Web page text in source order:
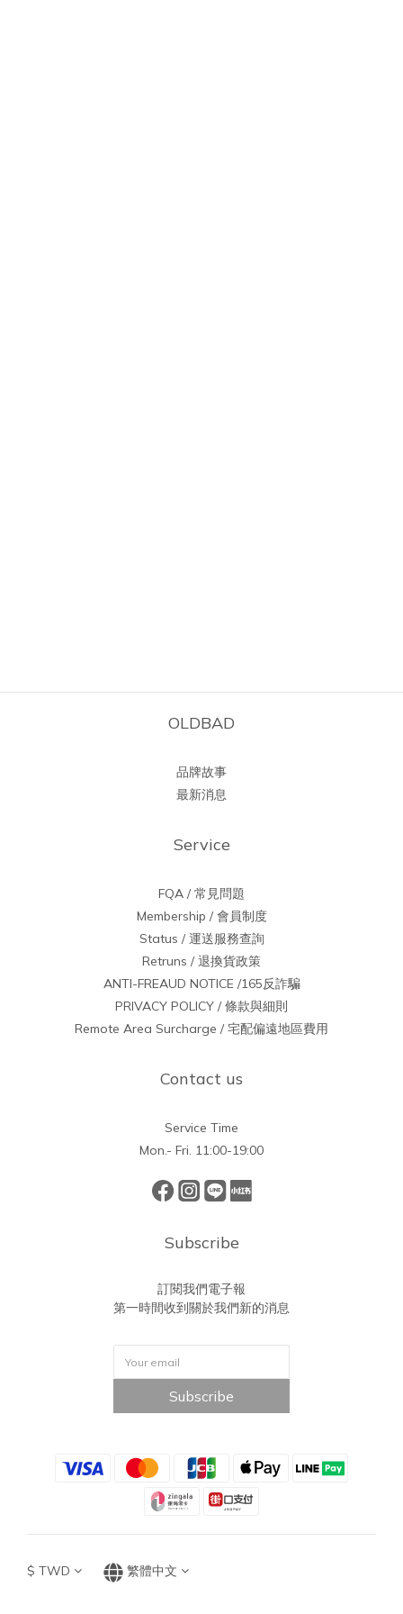
OLDBAD
品牌故事
最新消息
Service
FQA / 常見問題
Membership / 會員制度
Status / 運送服務查詢
Retruns / 退換貨政策
ANTI-FREAUD NOTICE /165反詐騙
PRIVACY POLICY / 條款與細則
Remote Area Surcharge / 宅配偏遠地區費用
Contact us
Service Time
Mon.- Fri. 11:00-19:00
Subscribe
訂閱我們電子報
第一時間收到關於我們新的消息
Subscribe
$ TWD 繁體中文